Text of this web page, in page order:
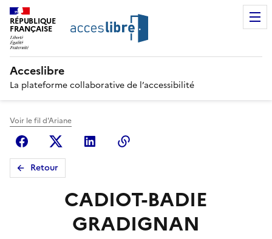
RÉPUBLIQUE
FRANÇAISE
Acceslibre
La plateforme collaborative de l’accessibilité
Voir le fil d'Ariane
FacebookX (anciennement Twitter)
Linkedin
Retour
CADIOT-BADIE
GRADIGNAN